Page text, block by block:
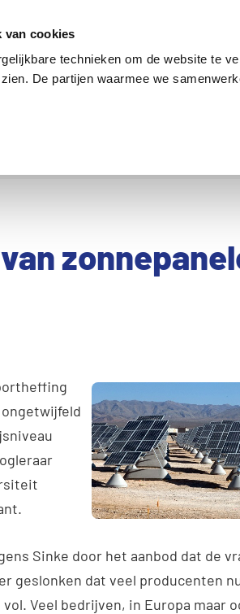
van cookies
technieken om de website te
De partijen waarmee we
Internet en tv
g
ongetwijfeld
Sinke door het aanbod dat de
geslonken dat veel producenten
Veel bedrijven, in Europa maar